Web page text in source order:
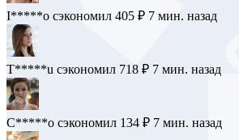
I*****o сэкономил 405 ₽ 7 мин. назад
T*****u сэкономил 718 ₽ 7 мин. назад
C*****o сэкономил 134 ₽ 7 мин. назад